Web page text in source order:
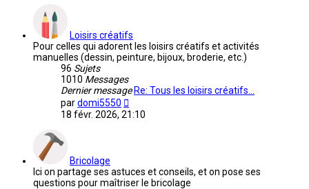
Loisirs créatifs
Pour celles qui adorent les loisirs créatifs et activités
manuelles (dessin, peinture, bijoux, broderie, etc.)
96 Sujets
1010 Messages
Dernier message Re: Tous les loisirs créatifs…
pardomi5550
le
18 févr. 2026, 21:10
Bricolage
Ici on partage ses astuces et conseils, et on pose ses
questions pour maîtriser le bricolage